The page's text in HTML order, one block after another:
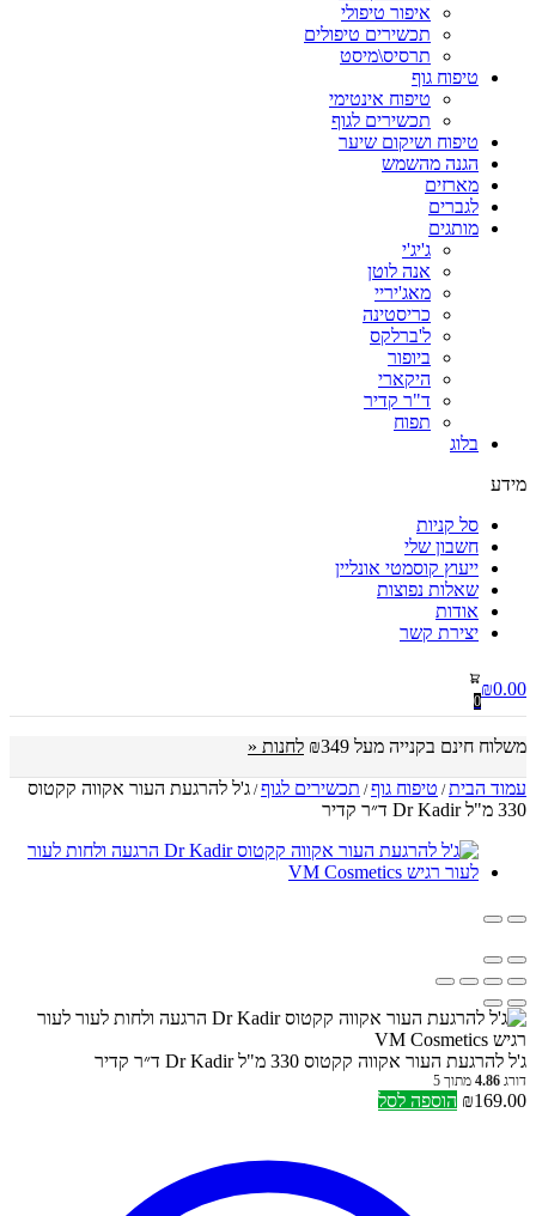
איפור טיפולי
תכשירים טיפולים
תרסיס\מיסט
טיפוח גוף
טיפוח אינטימי
תכשירים לגוף
טיפוח ושיקום שיער
הגנה מהשמש
מארזים
לגברים
מותגים
ג'יג'י
אנה לוטן
מאג'יריי
כריסטינה
ל'ברלקס
ביופור
היקארי
ד"ר קדיר
תפוח
בלוג
מידע
סל קניות
חשבון שלי
ייעוץ קוסמטי אונליין
שאלות נפוצות
אודות
יצירת קשר
₪0.00
0
משלוח חינם בקנייה מעל ₪349 לחנות «
עמוד הבית/ טיפוח גוף/ תכשירים לגוף/ ג'ל להרגעת העור אקווה קקטוס
330 מ"ל Dr Kadir ד״ר קדיר
ג'ל להרגעת העור אקווה קקטוס 330 מ"ל Dr Kadir ד״ר קדיר
דורג 4.86 מתוך 5
₪169.00 הוספה לסל